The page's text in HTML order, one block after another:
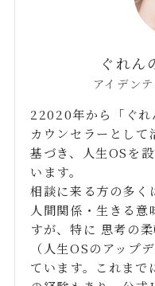
ぐれ
アイデン
22020年から「ぐ
カウンセラーとして
基づき、人生OSを
います。
相談に来る方の多く
人間関係・生きる意
すが、特に 思考の
（人生OSのアップ
ています。これま